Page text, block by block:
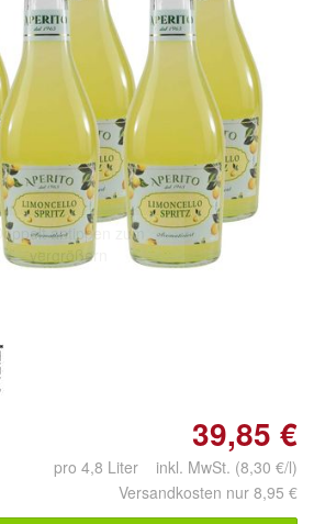
Doppelt antippen zum
vergrößern
39,85 €
pro 4,8 Liter inkl. MwSt. (8,30 €/l)
Versandkosten nur 8,95 €